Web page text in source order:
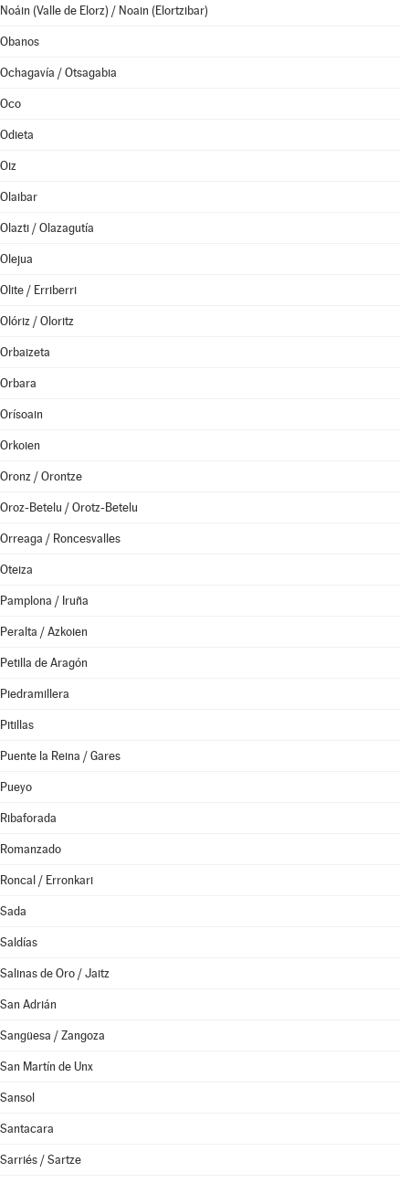
Noáin (Valle de Elorz) / Noain (Elortzibar)
Obanos
Ochagavía / Otsagabia
Oco
Odieta
Oiz
Olaibar
Olazti / Olazagutía
Olejua
Olite / Erriberri
Olóriz / Oloritz
Orbaizeta
Orbara
Orísoain
Orkoien
Oronz / Orontze
Oroz-Betelu / Orotz-Betelu
Orreaga / Roncesvalles
Oteiza
Pamplona / Iruña
Peralta / Azkoien
Petilla de Aragón
Piedramillera
Pitillas
Puente la Reina / Gares
Pueyo
Ribaforada
Romanzado
Roncal / Erronkari
Sada
Saldías
Salinas de Oro / Jaitz
San Adrián
Sangüesa / Zangoza
San Martín de Unx
Sansol
Santacara
Sarriés / Sartze